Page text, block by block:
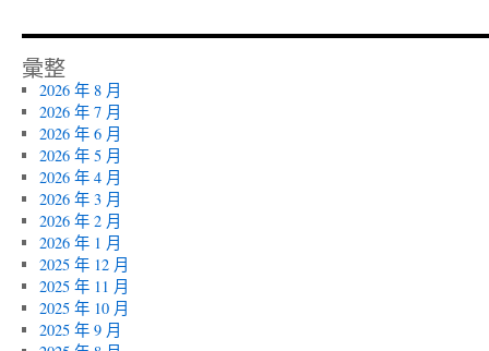
彙整
2026 年 8 月
2026 年 7 月
2026 年 6 月
2026 年 5 月
2026 年 4 月
2026 年 3 月
2026 年 2 月
2026 年 1 月
2025 年 12 月
2025 年 11 月
2025 年 10 月
2025 年 9 月